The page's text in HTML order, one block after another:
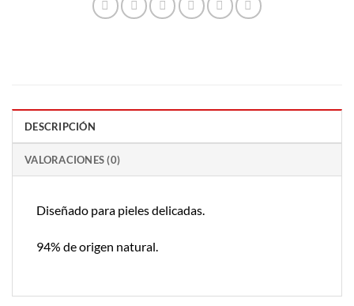
DESCRIPCIÓN
VALORACIONES (0)
Diseñado para pieles delicadas.
94% de origen natural.